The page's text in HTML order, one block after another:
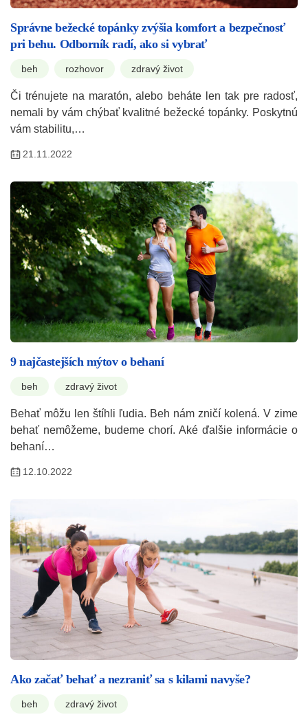
Správne bežecké topánky zvýšia komfort a bezpečnosť
pri behu. Odborník radí, ako si vybrať
beh rozhovor zdravý život
Či trénujete na maratón, alebo beháte len tak pre radosť,
nemali by vám chýbať kvalitné bežecké topánky. Poskytnú
vám stabilitu,…
21.11.2022
9 najčastejších mýtov o behaní
beh zdravý život
Behať môžu len štíhli ľudia. Beh nám zničí kolená. V zime
behať nemôžeme, budeme chorí. Aké ďalšie informácie o
behaní…
12.10.2022
Ako začať behať a nezraniť sa s kilami navyše?
beh zdravý život